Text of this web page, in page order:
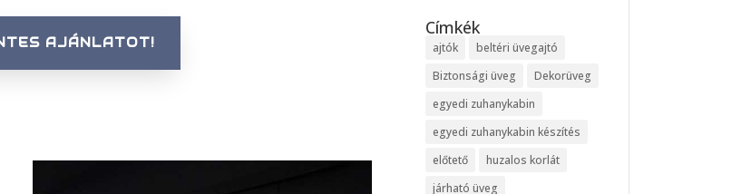
AJÁNLATOT!
Címkék
ajtók
beltéri üvegajtó
Biztonsági üveg
Dekorüveg
egyedi zuhanykabin
egyedi zuhanykabin készítés
előtető
huzalos korlát
járható üveg